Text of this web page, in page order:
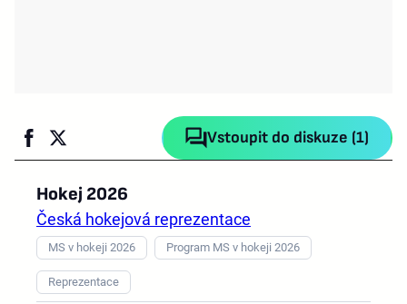
Vstoupit do diskuze (1)
Hokej 2026
Česká hokejová reprezentace
MS v hokeji 2026 Program MS v hokeji 2026
Reprezentace